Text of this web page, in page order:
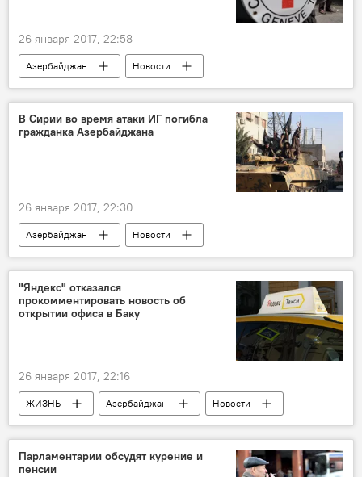
26 января 2017, 22:58
Азербайджан Новости
В Сирии во время атаки ИГ погибла
гражданка Азербайджана
26 января 2017, 22:30
Азербайджан
Новости
Новости мира
"Яндекс" отказался
прокомментировать новость об
открытии офиса в Баку
26 января 2017, 22:16
ЖИЗНЬ Азербайджан Новости
Парламентарии обсудят курение и
пенсии